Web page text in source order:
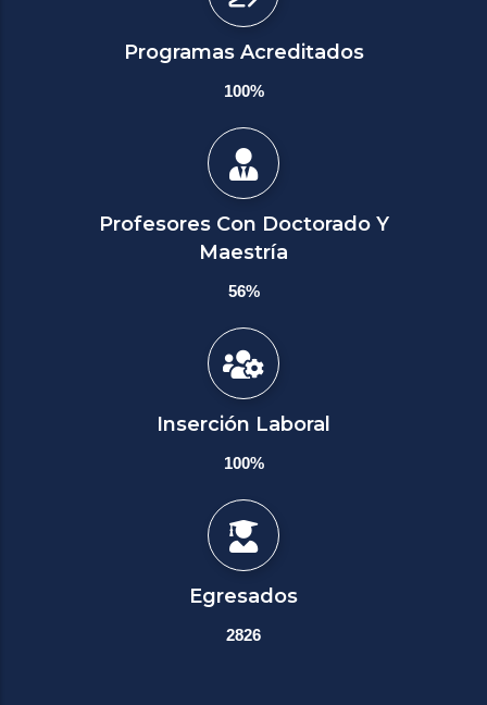
Programas Acreditados
100%
Profesores Con Doctorado Y
Maestría
56%
Inserción Laboral
100%
Egresados
2826